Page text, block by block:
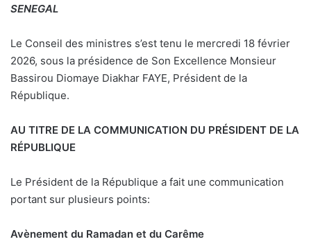
SENEGAL
Le Conseil des ministres s’est tenu le mercredi 18 février
2026, sous la présidence de Son Excellence Monsieur
Bassirou Diomaye Diakhar FAYE, Président de la
République.
AU TITRE DE LA COMMUNICATION DU PRÉSIDENT DE LA
RÉPUBLIQUE
Le Président de la République a fait une communication
portant sur plusieurs points:
Avènement du Ramadan et du Carême